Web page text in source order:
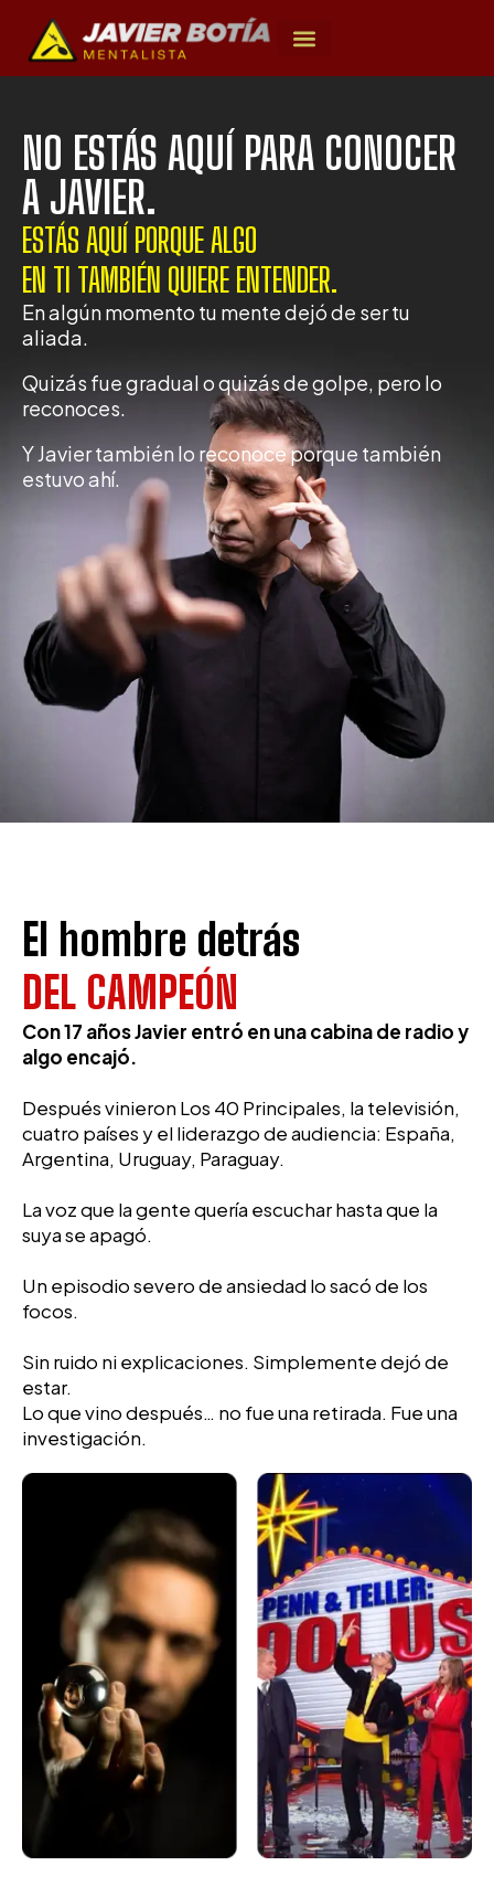
NO ESTÁS AQUÍ PARA CONOCER
A JAVIER.
ESTÁS AQUÍ PORQUE ALGO
EN TI TAMBIÉN QUIERE ENTENDER.
En algún momento tu mente dejó de ser tu
aliada.
Quizás fue gradual o quizás de golpe, pero lo
reconoces.
Y Javier también lo reconoce porque también
estuvo ahí.
El hombre detrás
DEL CAMPEÓN
Con 17 años Javier entró en una cabina de radio y
algo encajó.
Después vinieron Los 40 Principales, la televisión,
cuatro países y el liderazgo de audiencia: España,
Argentina, Uruguay, Paraguay.
La voz que la gente quería escuchar hasta que la
suya se apagó.
Un episodio severo de ansiedad lo sacó de los
focos.
Sin ruido ni explicaciones. Simplemente dejó de
estar.
Lo que vino después… no fue una retirada. Fue una
investigación.